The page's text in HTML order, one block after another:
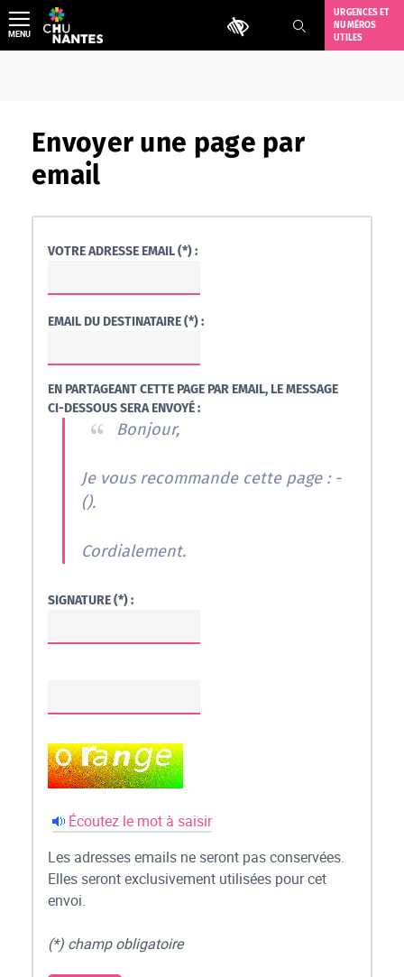
Aller
au
contenu
Outils d'accessibilité
URGENCES ET
NUMÉROS
UTILES
MENU
Envoyer une page par
email
VOTRE ADRESSE EMAIL (*) :
EMAIL DU DESTINATAIRE (*) :
EN PARTAGEANT CETTE PAGE PAR EMAIL, LE MESSAGE
CI-DESSOUS SERA ENVOYÉ :
Bonjour,
Je vous recommande cette page : -
().
Cordialement.
SIGNATURE (*) :
Écoutez le mot à saisir
Les adresses emails ne seront pas conservées.
Elles seront exclusivement utilisées pour cet
envoi.
(*) champ obligatoire